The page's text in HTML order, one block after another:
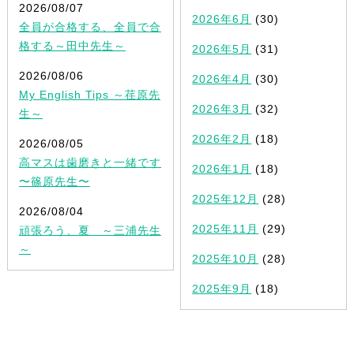
2026/08/07
全員が合格する、全員で合
格する～田中先生～
2026/08/06
My English Tips ～荏原先
生～
2026/08/05
高マスは歯磨きと一緒です
〜篠原先生〜
2026/08/04
頑張ろう、夏 ～三浦先生
～
2026年6月 (30)
2026年5月 (31)
2026年4月 (30)
2026年3月 (32)
2026年2月 (18)
2026年1月 (18)
2025年12月 (28)
2025年11月 (29)
2025年10月 (28)
2025年9月 (18)